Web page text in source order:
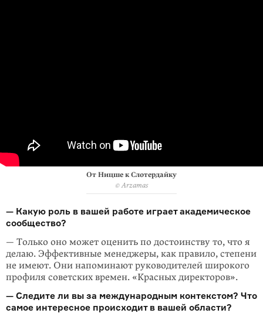
От Ницше к Слотердайку
© Arzamas
— Какую роль в вашей работе играет академическое
сообщество?
— Только оно может оценить по достоинству то, что я
делаю. Эффективные менеджеры, как правило, степени
не имеют. Они напоминают руководителей широкого
профиля советских времен. «Красных директоров».
— Следите ли вы за международным контекстом? Что
самое интересное происходит в вашей области?